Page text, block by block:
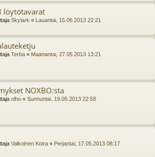
löytötavarat
Skylark « Lauantai, 15.06.2013 22:21
Terba « Maanantai, 27.05.2013 13:21
NOXBO:sta
olho « Sunnuntai, 19.05.2013 22:58
Valkoinen Koira « Perjantai, 17.05.2013 08:17